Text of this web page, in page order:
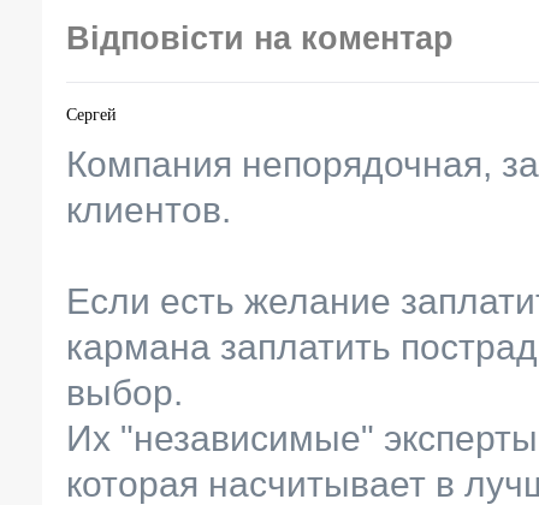
Відповісти на коментар
Сергей
Компания непорядочная,
клиентов.
Если есть желание
кармана заплатить
выбор.
Их "независимые"
которая насчитывает в